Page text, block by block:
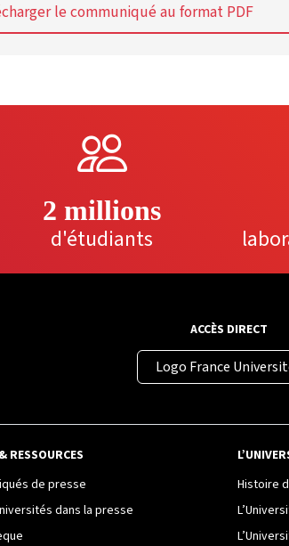
le communiqué au format PDF
2 millions
d'étudiants
ACCÈS DIRECT
Logo France
RESSOURCES
de presse
dans la presse
Histoire